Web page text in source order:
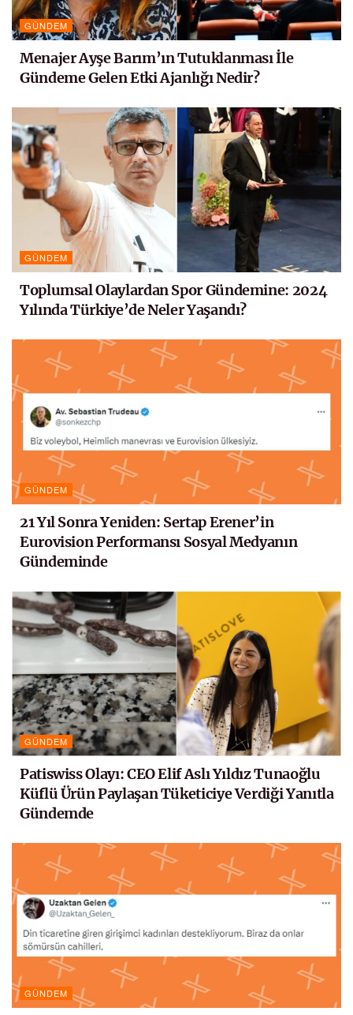
GÜNDEM
Menajer Ayşe Barım’ın Tutuklanması İle
Gündeme Gelen Etki Ajanlığı Nedir?
GÜNDEM
Toplumsal Olaylardan Spor Gündemine: 2024
Yılında Türkiye’de Neler Yaşandı?
GÜNDEM
21 Yıl Sonra Yeniden: Sertap Erener’in
Eurovision Performansı Sosyal Medyanın
Gündeminde
GÜNDEM
Patiswiss Olayı: CEO Elif Aslı Yıldız Tunaoğlu
Küflü Ürün Paylaşan Tüketiciye Verdiği Yanıtla
Gündemde
GÜNDEM